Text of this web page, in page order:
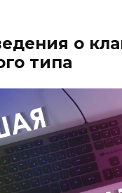
о
типа